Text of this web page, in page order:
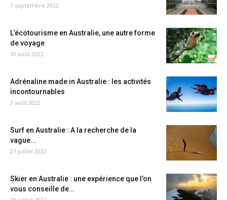
7 septembre 2022
L’écotourisme en Australie, une autre forme
de voyage
10 août 2022
Adrénaline made in Australie : les activités
incontournables
3 août 2022
Surf en Australie : A la recherche de la
vague...
27 juillet 2022
Skier en Australie : une expérience que l’on
vous conseille de...